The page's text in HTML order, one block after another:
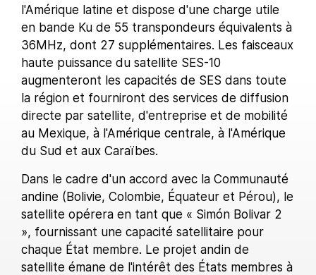
l'Amérique latine et dispose d'une charge utile
en bande Ku de 55 transpondeurs équivalents à
36MHz, dont 27 supplémentaires. Les faisceaux
haute puissance du satellite SES-10
augmenteront les capacités de SES dans toute
la région et fourniront des services de diffusion
directe par satellite, d'entreprise et de mobilité
au Mexique, à l'Amérique centrale, à l'Amérique
du Sud et aux Caraïbes.
Dans le cadre d'un accord avec la Communauté
andine (Bolivie, Colombie, Équateur et Pérou), le
satellite opérera en tant que « Simón Bolivar 2
», fournissant une capacité satellitaire pour
chaque État membre. Le projet andin de
satellite émane de l'intérêt des États membres à